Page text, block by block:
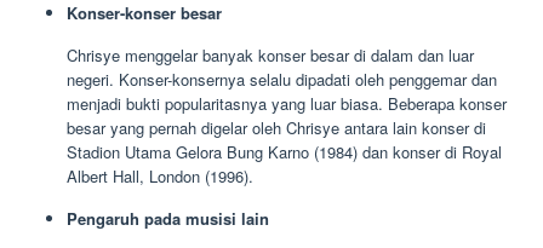
Konser-konser besar
Chrisye menggelar banyak konser besar di dalam dan luar
negeri. Konser-konsernya selalu dipadati oleh penggemar dan
menjadi bukti popularitasnya yang luar biasa. Beberapa konser
besar yang pernah digelar oleh Chrisye antara lain konser di
Stadion Utama Gelora Bung Karno (1984) dan konser di Royal
Albert Hall, London (1996).
Pengaruh pada musisi lain